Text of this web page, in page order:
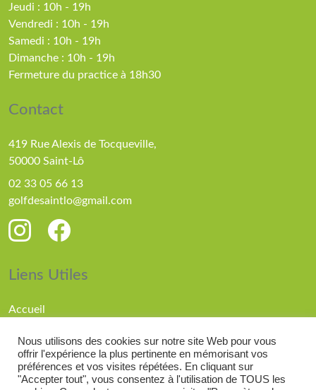
Jeudi : 10h - 19h
Vendredi : 10h - 19h
Samedi : 10h - 19h
Dimanche : 10h - 19h
Fermeture du practice à 18h30
Contact
419 Rue Alexis de Tocqueville,
50000 Saint-Lô
02 33 05 66 13
golfdesaintlo@gmail.com
Liens Utiles
Accueil
Compétitions
Actualités
Nous utilisons des cookies sur notre site Web pour vous
offrir l'expérience la plus pertinente en mémorisant vos
préférences et vos visites répétées. En cliquant sur
"Accepter tout", vous consentez à l'utilisation de TOUS les